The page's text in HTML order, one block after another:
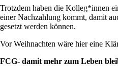
Trotzdem haben die Kolleg*innen
einer Nachzahlung kommt, damit
gesetzt werden können.
Vor Weihnachten wäre hier eine
FCG- damit mehr zum Leben